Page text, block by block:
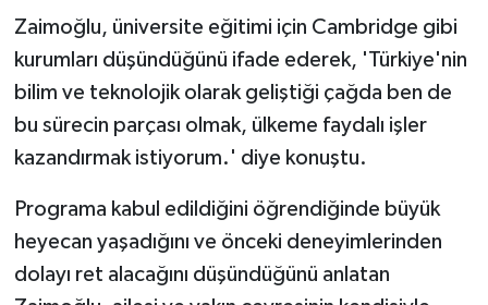
Zaimoğlu, üniversite eğitimi için Cambridge gibi
kurumları düşündüğünü ifade ederek, 'Türkiye'nin
bilim ve teknolojik olarak geliştiği çağda ben de
bu sürecin parçası olmak, ülkeme faydalı işler
kazandırmak istiyorum.' diye konuştu.
Programa kabul edildiğini öğrendiğinde büyük
heyecan yaşadığını ve önceki deneyimlerinden
dolayı ret alacağını düşündüğünü anlatan